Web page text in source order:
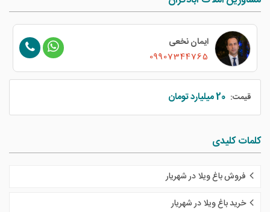
ایمان نخعی
09907344765
قیمت: 20 میلیارد تومان
کلمات کلیدی
فروش باغ ویلا در شهریار
خرید باغ ویلا در شهریار